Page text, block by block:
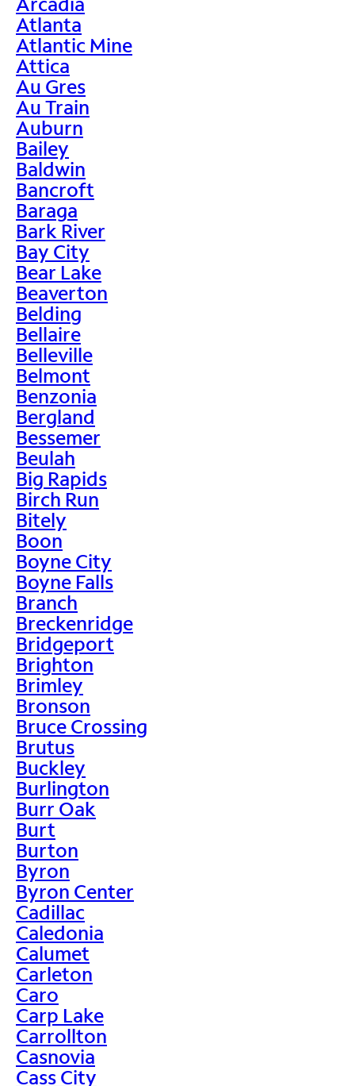
Atlanta
Atlantic Mine
Attica
Au Gres
Au Train
Auburn
Bailey
Baldwin
Bancroft
Baraga
Bark River
Bay City
Bear Lake
Beaverton
Belding
Bellaire
Belleville
Belmont
Benzonia
Bergland
Bessemer
Beulah
Big Rapids
Birch Run
Bitely
Boon
Boyne City
Boyne Falls
Branch
Breckenridge
Bridgeport
Brighton
Brimley
Bronson
Bruce Crossing
Brutus
Buckley
Burlington
Burr Oak
Burt
Burton
Byron
Byron Center
Cadillac
Caledonia
Calumet
Carleton
Caro
Carp Lake
Carrollton
Casnovia
Cass City